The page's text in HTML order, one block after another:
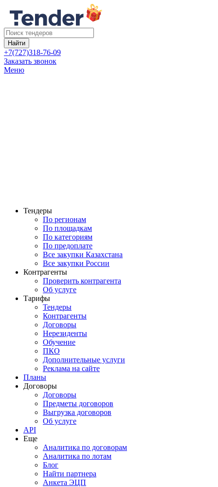
Найти
+7(727)318-76-09
Заказать звонок
Меню
Тендеры
По регионам
По площадкам
По категориям
По предоплате
Все закупки Казахстана
Все закупки России
Контрагенты
Проверить контрагента
Об услуге
Тарифы
Тендеры
Контрагенты
Договоры
Нерезиденты
Обучение
ПКО
Дополнительные услуги
Реклама на сайте
Планы
Договоры
Договоры
Предметы договоров
Выгрузка договоров
Об услуге
API
Еще
Аналитика по договорам
Аналитика по лотам
Блог
Найти партнера
Анкета ЭЦП